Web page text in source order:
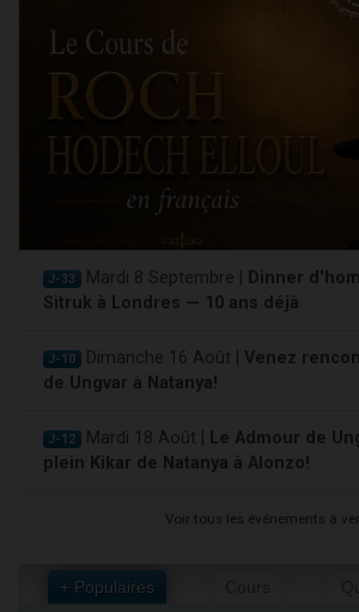
J-33 Mardi 8 Septembre |
Dinner
Sitruk à Londres — 10 ans déjà
J-10 Dimanche 16 Août | Venez
de Ungvar à Natanya!
J-12 Mardi 18 Août |
Le Admour de
plein Kikar de Natanya à Alonzo!
Voir tous les événements à
+ Populaires